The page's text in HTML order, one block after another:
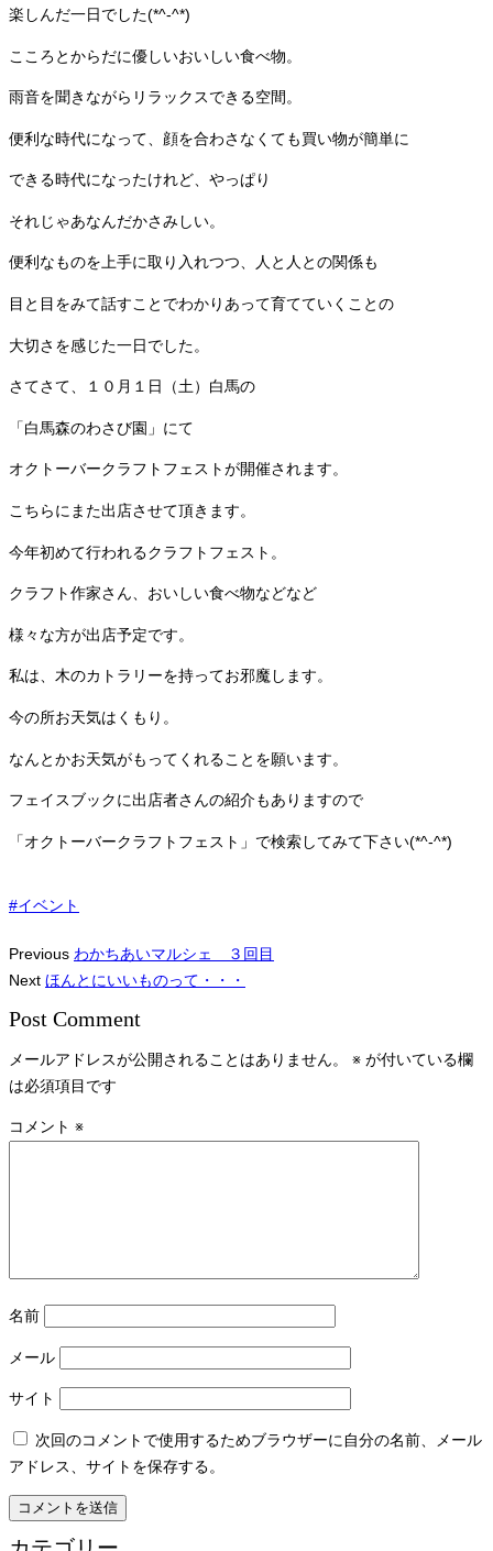
楽しんだ一日でした(*^-^*)
こころとからだに優しいおいしい食べ物。
雨音を聞きながらリラックスできる空間。
便利な時代になって、顔を合わさなくても買い物が簡単に
できる時代になったけれど、やっぱり
それじゃあなんだかさみしい。
便利なものを上手に取り入れつつ、人と人との関係も
目と目をみて話すことでわかりあって育てていくことの
大切さを感じた一日でした。
さてさて、１０月１日（土）白馬の
「白馬森のわさび園」にて
オクトーバークラフトフェストが開催されます。
こちらにまた出店させて頂きます。
今年初めて行われるクラフトフェスト。
クラフト作家さん、おいしい食べ物などなど
様々な方が出店予定です。
私は、木のカトラリーを持ってお邪魔します。
今の所お天気はくもり。
なんとかお天気がもってくれることを願います。
フェイスブックに出店者さんの紹介もありますので
「オクトーバークラフトフェスト」で検索してみて下さい(*^-^*)
#イベント
Previous わかちあいマルシェ ３回目
Next ほんとにいいものって・・・
Post Comment
メールアドレスが公開されることはありません。 ※ が付いている欄
は必須項目です
コメント ※
名前
メール
サイト
次回のコメントで使用するためブラウザーに自分の名前、メール
アドレス、サイトを保存する。